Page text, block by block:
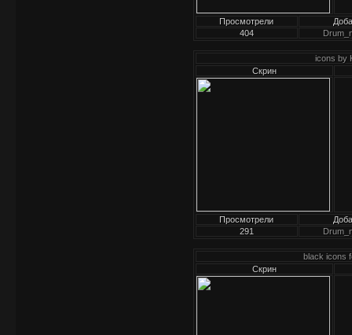
Просмотрели
404
icons by
Скрин
Просмотрели
291
black icons
Скрин